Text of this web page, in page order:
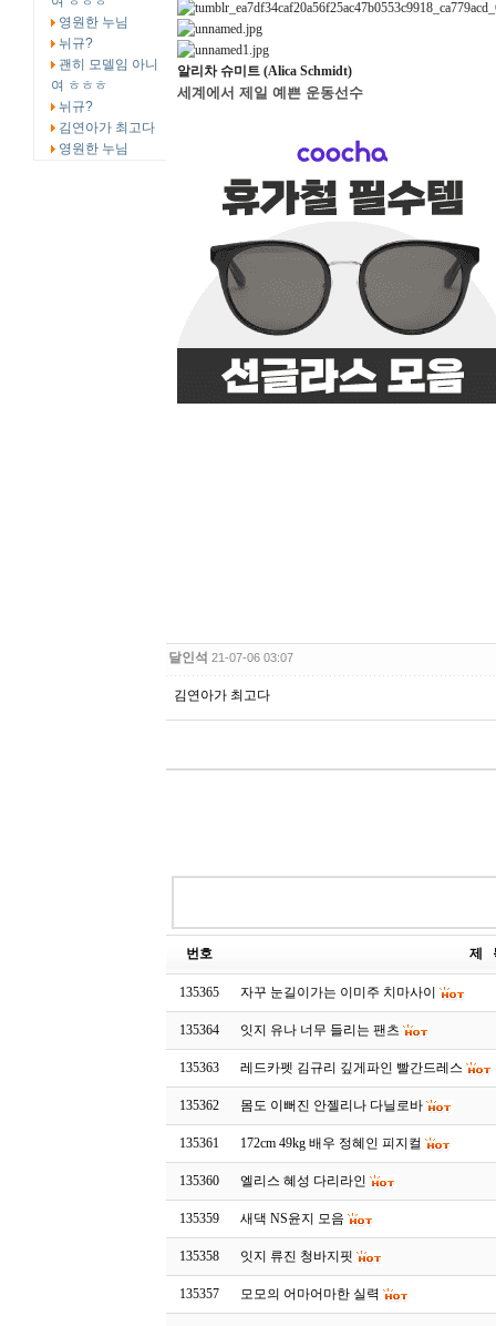
영원한 누님
뉘규?
괜히 모델임 아니
여 ㅎㅎㅎ
뉘규?
김연아가 최고다
영원한 누님
알리차 슈미트 (Alica Schmidt)
세계에서 제일 예쁜 운동선수
달인석 21-07-06 03:07
김연아가 최고다
번호 제
135365 자꾸 눈길이가는 이미주 치마사이
135364 잇지 유나 너무 들리는 팬츠
135363 레드카펫 김규리 깊게파인 빨간드레스
135362 몸도 이뻐진 안젤리나 다닐로바
135361 172cm 49kg 배우 정혜인 피지컬
135360 엘리스 혜성 다리라인
135359 새댁 NS윤지 모음
135358 잇지 류진 청바지핏
135357 모모의 어마어마한 실력